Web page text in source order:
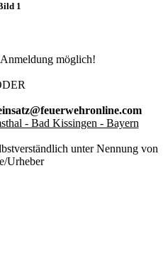
1
möglich!
- Bad Kissingen - Bayern
unter Nennung von
Urheber